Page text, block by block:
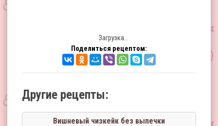
Загрузка...
Поделиться рецептом:
Другие рецепты:
Вишневый чизкейк без выпечки